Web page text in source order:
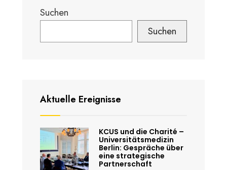
Suchen
Suchen
Aktuelle Ereignisse
KCUS und die Charité –
Universitätsmedizin
Berlin: Gespräche über
eine strategische
Partnerschaft